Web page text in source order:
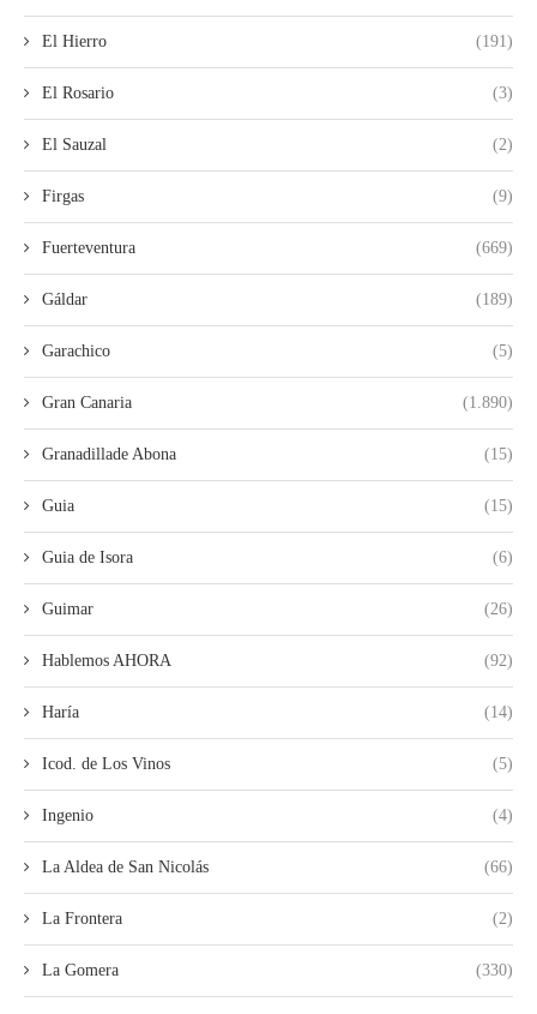
El Hierro (191)
El Rosario (3)
El Sauzal (2)
Firgas (9)
Fuerteventura (669)
Gáldar (189)
Garachico (5)
Gran Canaria (1.890)
Granadillade Abona (15)
Guia (15)
Guia de Isora (6)
Guimar (26)
Hablemos AHORA (92)
Haría (14)
Icod. de Los Vinos (5)
Ingenio (4)
La Aldea de San Nicolás (66)
La Frontera (2)
La Gomera (330)